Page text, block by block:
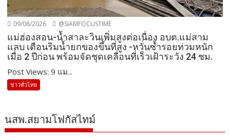
09/08/2026 @SIAMFOCUSTIME
แม่ฮ่องสอน-น้ำสาละวินเพิ่มสูงต่อเนื่อง อบต.แม่สาม
แลบ เตือนริมน้ำยกของขึ้นที่สูง -หวั่นซ้ำรอยท่วมหนัก
เมื่อ 2 ปีก่อน พร้อมจัดชุดเคลื่อนที่เร็วเฝ้าระวัง 24 ชม.
Post Views: 9 แม...
ข่าวทั่วไทย
นสพ.สยามโฟกัสไทม์